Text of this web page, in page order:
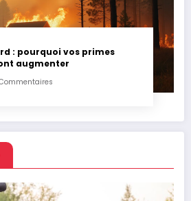
: pourquoi vos primes
augmenter